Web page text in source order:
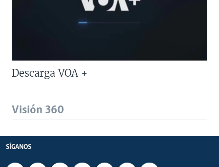
Descarga VOA +
Visión 360
SÍGANOS